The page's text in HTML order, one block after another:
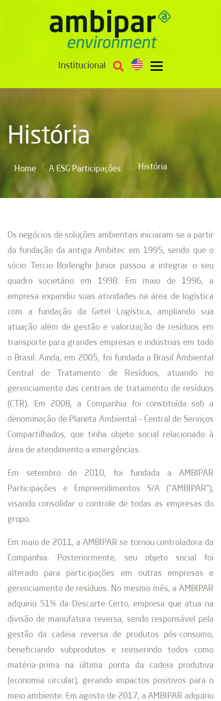
Institucional
História
Home / A ESG Participações / História
Os negócios de soluções ambientais iniciaram-se a partir
da fundação da antiga Ambitec em 1995, sendo que o
sócio Tercio Borlenghi Junior passou a integrar o seu
quadro societário em 1998. Em maio de 1996, a
empresa expandiu suas atividades na área de logística
com a fundação da Getel Logística, ampliando sua
atuação além de gestão e valorização de resíduos em
transporte para grandes empresas e indústrias em todo
o Brasil. Ainda, em 2005, foi fundada a Brasil Ambiental
Central de Tratamento de Resíduos, atuando no
gerenciamento das centrais de tratamento de resíduos
(CTR). Em 2008, a Companhia foi constituída sob a
denominação de Planeta Ambiental – Central de Serviços
Compartilhados, que tinha objeto social relacionado à
área de atendimento a emergências.
Em setembro de 2010, foi fundada a AMBIPAR
Participações e Empreendimentos S/A (“AMBIPAR”),
visando consolidar o controle de todas as empresas do
grupo.
Em maio de 2011, a AMBIPAR se tornou controladora da
Companhia. Posteriormente, seu objeto social foi
alterado para participações em outras empresas e
gerenciamento de resíduos. No mesmo mês, a AMBIPAR
adquiriu 51% da Descarte Certo, empresa que atua na
divisão de manufatura reversa, sendo responsável pela
gestão da cadeia reversa de produtos pós-consumo,
beneficiando subprodutos e reinserindo todos como
matéria-prima na última ponta da cadeia produtiva
(economia circular), gerando impactos positivos para o
meio ambiente. Em agosto de 2017, a AMBIPAR adquiriu